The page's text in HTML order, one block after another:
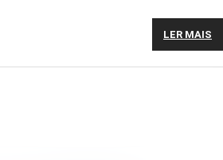
LER MAIS